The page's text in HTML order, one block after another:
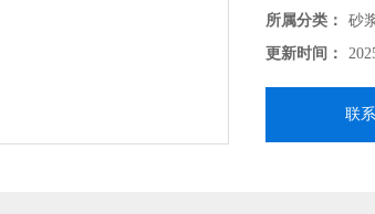
能。具有测试
所属分类：
砂
更新时间：
联